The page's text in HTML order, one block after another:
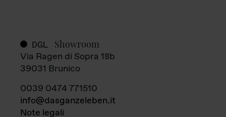
DGL Showroom
Via Ragen di Sopra 18b
39031 Brunico
0039 0474 771510
info@dasganzeleben.it
Note legali